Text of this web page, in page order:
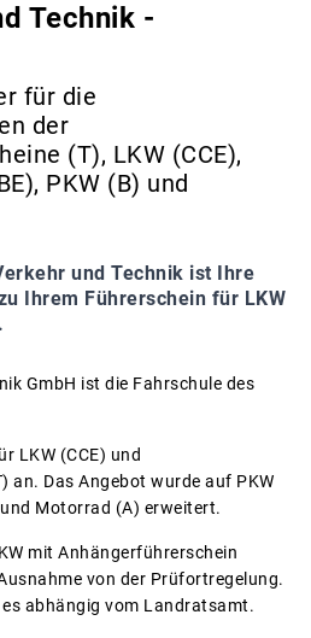
Technik -
für die
der
(T), LKW (CCE),
PKW (B) und
und Technik ist Ihre
Ihrem Führerschein für LKW
GmbH ist die Fahrschule des
LKW (CCE) und
an. Das Angebot wurde auf PKW
Motorrad (A) erweitert.
mit Anhängerführerschein
von der Prüfortregelung.
abhängig vom Landratsamt.